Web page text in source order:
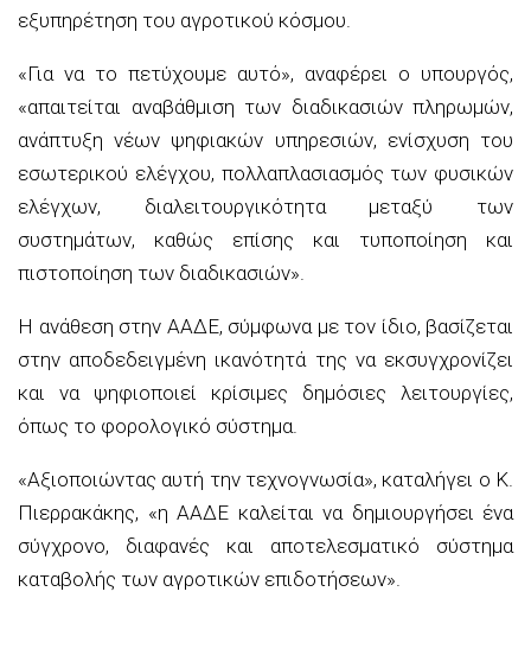
εξυπηρέτηση του αγροτικού κόσμου.
«Για να το πετύχουμε αυτό», αναφέρει ο υπουργός,
«απαιτείται αναβάθμιση των διαδικασιών πληρωμών,
ανάπτυξη νέων ψηφιακών υπηρεσιών, ενίσχυση του
εσωτερικού ελέγχου, πολλαπλασιασμός των φυσικών
ελέγχων, διαλειτουργικότητα μεταξύ των
συστημάτων, καθώς επίσης και τυποποίηση και
πιστοποίηση των διαδικασιών».
Η ανάθεση στην ΑΑΔΕ, σύμφωνα με τον ίδιο, βασίζεται
στην αποδεδειγμένη ικανότητά της να εκσυγχρονίζει
και να ψηφιοποιεί κρίσιμες δημόσιες λειτουργίες,
όπως το φορολογικό σύστημα.
«Αξιοποιώντας αυτή την τεχνογνωσία», καταλήγει ο Κ.
Πιερρακάκης, «η ΑΑΔΕ καλείται να δημιουργήσει ένα
σύγχρονο, διαφανές και αποτελεσματικό σύστημα
καταβολής των αγροτικών επιδοτήσεων».